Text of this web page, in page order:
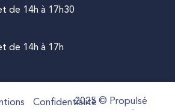
de 14h à 17h30
de 14h à 17h
Confidentialité2025 © Propulsé